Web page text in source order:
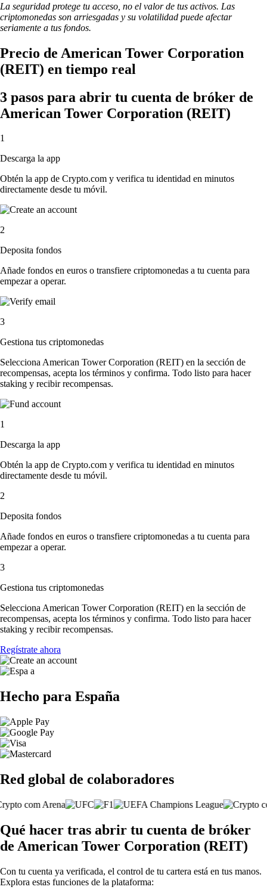
La seguridad protege tu acceso, no el valor de tus activos. Las
criptomonedas son arriesgadas y su volatilidad puede afectar
seriamente a tus fondos.
Precio de American Tower Corporation
(REIT) en tiempo real
3 pasos para abrir tu cuenta de bróker de
American Tower Corporation (REIT)
1
Descarga la app
Obtén la app de Crypto.com y verifica tu identidad en minutos
directamente desde tu móvil.
2
Deposita fondos
Añade fondos en euros o transfiere criptomonedas a tu cuenta para
empezar a operar.
3
Gestiona tus criptomonedas
Selecciona American Tower Corporation (REIT) en la sección de
recompensas, acepta los términos y confirma. Todo listo para hacer
staking y recibir recompensas.
1
Descarga la app
Obtén la app de Crypto.com y verifica tu identidad en minutos
directamente desde tu móvil.
2
Deposita fondos
Añade fondos en euros o transfiere criptomonedas a tu cuenta para
empezar a operar.
3
Gestiona tus criptomonedas
Selecciona American Tower Corporation (REIT) en la sección de
recompensas, acepta los términos y confirma. Todo listo para hacer
staking y recibir recompensas.
Regístrate ahora
Hecho para España
Red global de colaboradores
Qué hacer tras abrir tu cuenta de bróker
de American Tower Corporation (REIT)
Con tu cuenta ya verificada, el control de tu cartera está en tus manos.
Explora estas funciones de la plataforma: